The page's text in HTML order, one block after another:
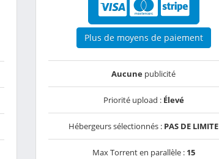
Plus de moyens de paiement
Aucune publicité
Priorité upload : Élevé
Hébergeurs sélectionnés : PAS DE LIMITE
Max Torrent en parallèle : 15